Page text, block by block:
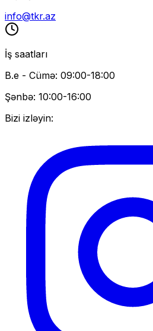
info@tkr.az
İş saatları
B.e - Cümə: 09:00-18:00
Şənbə: 10:00-16:00
Bizi izləyin: